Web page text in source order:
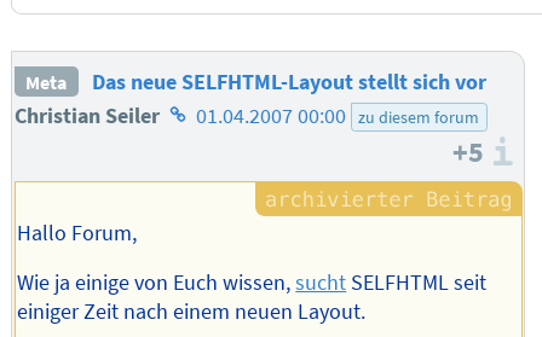
Meta
Das neue SELFHTML-Layout stellt sich vor
Christian Seiler Homepage
Autors
01.04.2007 00:00 zu diesem forum
+5
Hallo Forum,
Wie ja einige von Euch wissen,sucht SELFHTML seit
einiger Zeit nach einem neuen Layout.